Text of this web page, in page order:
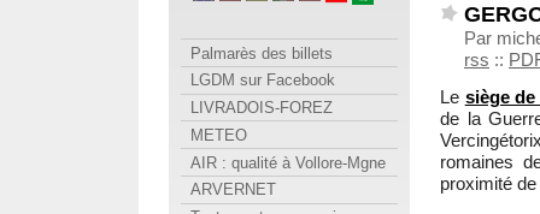
Par
rss ::
Le siège
de la
romaines
proximité
Palmarès des billets
LGDM sur Facebook
LIVRADOIS-FOREZ
METEO
AIR : qualité à Vollore-Mgne
ARVERNET